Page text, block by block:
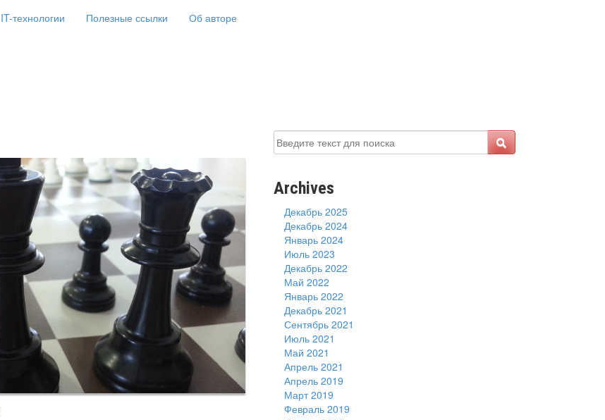
IT-технологии Полезные ссылки Об авторе
Archives
Декабрь 2025
Декабрь 2024
Январь 2024
Июль 2023
Декабрь 2022
Май 2022
Январь 2022
Декабрь 2021
Сентябрь 2021
Июль 2021
Май 2021
Апрель 2021
Апрель 2019
Март 2019
Февраль 2019